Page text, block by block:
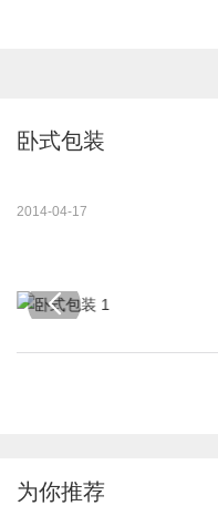
卧式包装
2014-04-17
为你推荐